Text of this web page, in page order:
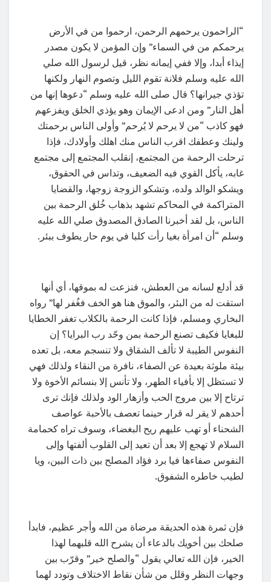
“الراحمون يرحمهم الرحمن، ارحموا من في الأرض
يرحمكم من في السماء” وإن المؤمن لا يكون مصدر
إيذاء أبدا، وإلا ففي إيمانه نظر، قيل لرسول الله صلي
الله عليه وسلم فلانة تقوم الليل وتصوم النهار ولكنها
تؤذي جيرانها؟ قال صلى الله عليه وسلم “دعوها إنها من
أهل النار” ومن ادعى الإيمان وهو يؤذي الخلق ويفزعهم
فهو كاذب “من لا يرحم لا يُرحم” وأولى الناس برحمتك
ولينك وعطفك اقرب الناس منك اهلك وأولادك، فإذا
ترحلت الرحمة من المجتمع، إنقلب المجتمع إلى مجتمع
غابه، يأكل القوي فيه الضعيف، وتداس في الحقوق،
ويشكو الوالد ولده، وتشكو الزوجة زوجها، والقضايا
المتراكمة في المحاكم تشهد بذهاب خُلق الرحمة بين
الناس، بل لقد أخبرنا الصادق المصدوق صلي الله عليه
وسلم “أن امرأة بغيا رأت كلبا في يوم حار يطوف ببئر.
قد أدلع لسانه من العطش، فنزعت له بموقها، أي أنها
استقت له من البئر، والموق هنا هو الخف فغُفر لها” رواه
البخاري ومسلم، فإذا كانت الرحمة بالكلاب تغفر الخطايا
للبغايا فكيف تصنع الرحمة بمن وحّد رب البرايا؟ إن
النفوس الطيبة لا تألف الشقاق ولا تنسجم معه، بل تعده
بيئة ملوثة بعيدة عن الصفاء، نافرة من النقاء ولذلك فهي
لا تستظل إلا بأفياء الطهر، ولا تأنس إلا بنسائم الأخوة ولا
ترتاح إلا بين مروج الحب وأزهار الود ولذلك فإنك ترى
أحدهم لا يقر له قرار حينما تعصف بالأحبة عواصف
الشحناء أو تهب عليهم ريح البغضاء، وسوف تراه كحمامة
السلام لا تهجع إلا بعد أن تعيد إلى القلوب ألفتها وإلى
النفوس صفاءها فيا برد فؤاد المصلح بين ذات البين، ويا
لطيب خاطره الشفوق.
فإن ثمرة هذه الحديقة مرضاة من الله وأجر عظيم، فابدأ
صلحك بين أخويك بالدعاء أن يشرح الله قلبهما لهذا
الخير، فإن الله تعالي يقول “والصلح خير” وقرّب بين
وجهات النظر وقلل من شأن نقاط الاختلاف وتودد لهما